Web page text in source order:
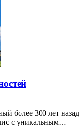
более 300 лет назад
с уникальным…